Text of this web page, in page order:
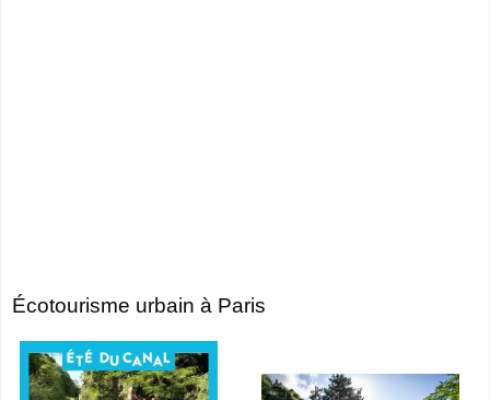
Écotourisme urbain à Paris